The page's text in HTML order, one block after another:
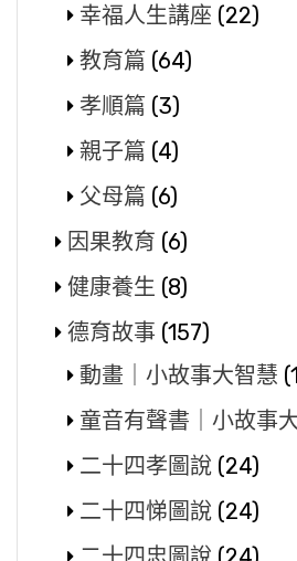
幸福人生講座 (22)
教育篇 (64)
孝順篇 (3)
親子篇 (4)
父母篇 (6)
因果教育 (6)
健康養生 (8)
德育故事 (157)
動畫｜小故事大智慧
童音有聲書｜小故事
二十四孝圖說 (24)
二十四悌圖說 (24)